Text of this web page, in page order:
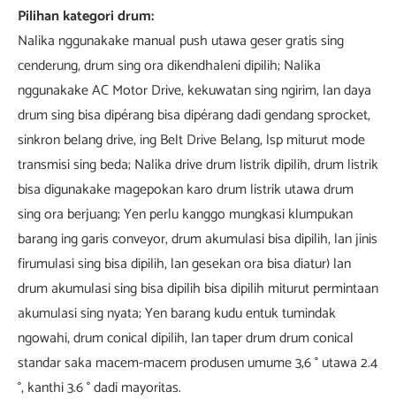
Pilihan kategori drum:
Nalika nggunakake manual push utawa geser gratis sing
cenderung, drum sing ora dikendhaleni dipilih; Nalika
nggunakake AC Motor Drive, kekuwatan sing ngirim, lan daya
drum sing bisa dipérang bisa dipérang dadi gendang sprocket,
sinkron belang drive, ing Belt Drive Belang, lsp miturut mode
transmisi sing beda; Nalika drive drum listrik dipilih, drum listrik
bisa digunakake magepokan karo drum listrik utawa drum
sing ora berjuang; Yen perlu kanggo mungkasi klumpukan
barang ing garis conveyor, drum akumulasi bisa dipilih, lan jinis
firumulasi sing bisa dipilih, lan gesekan ora bisa diatur) lan
drum akumulasi sing bisa dipilih bisa dipilih miturut permintaan
akumulasi sing nyata; Yen barang kudu entuk tumindak
ngowahi, drum conical dipilih, lan taper drum drum conical
standar saka macem-macem produsen umume 3,6 ° utawa 2.4
°, kanthi 3.6 ° dadi mayoritas.